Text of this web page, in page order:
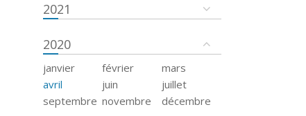
2021
2020
janvier février
mars
avril
juin
juillet
septembre novembre décembre